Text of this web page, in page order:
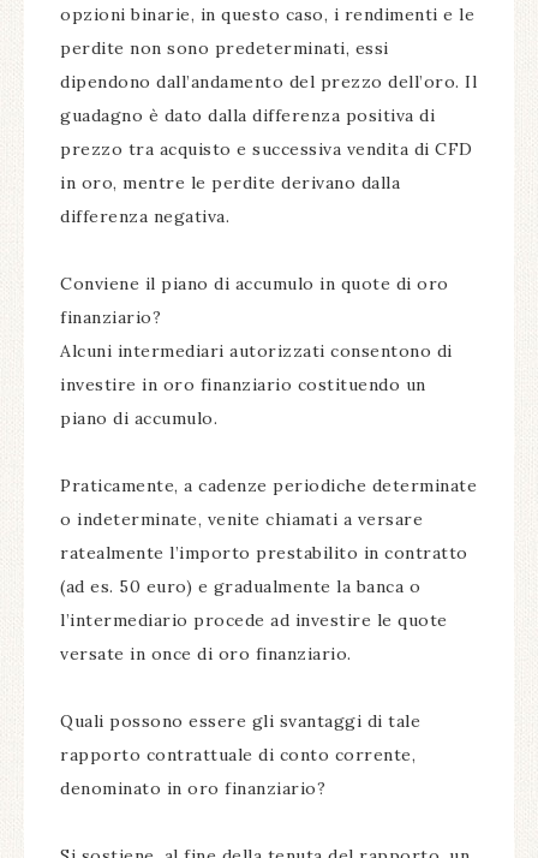
opzioni binarie, in questo caso, i rendimenti e le
perdite non sono predeterminati, essi
dipendono dall’andamento del prezzo dell’oro. Il
guadagno è dato dalla differenza positiva di
prezzo tra acquisto e successiva vendita di CFD
in oro, mentre le perdite derivano dalla
differenza negativa.
Conviene il piano di accumulo in quote di oro
finanziario?
Alcuni intermediari autorizzati consentono di
investire in oro finanziario costituendo un
piano di accumulo.
Praticamente, a cadenze periodiche determinate
o indeterminate, venite chiamati a versare
ratealmente l’importo prestabilito in contratto
(ad es. 50 euro) e gradualmente la banca o
l’intermediario procede ad investire le quote
versate in once di oro finanziario.
Quali possono essere gli svantaggi di tale
rapporto contrattuale di conto corrente,
denominato in oro finanziario?